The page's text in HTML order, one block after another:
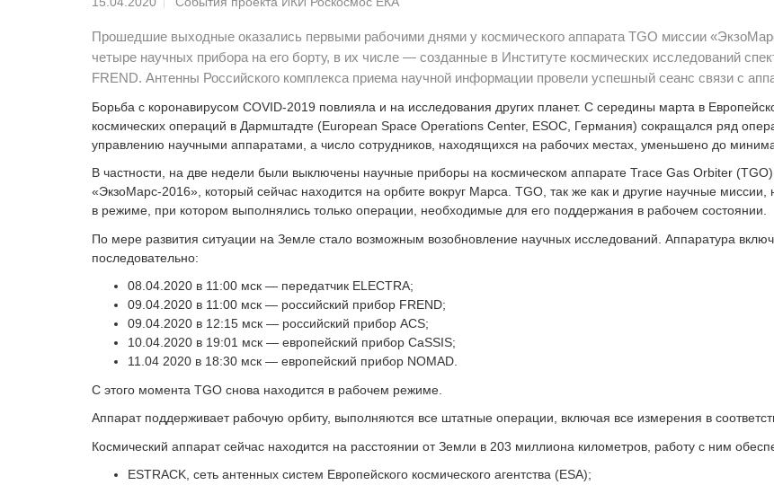
Прошедшие выходные оказались первыми рабочими днями у космического аппарата TGO миссии
четыре научных прибора на его борту, в их числе — созданные в Институте космических исследований
FREND. Антенны Российского комплекса приема научной информации провели успешный сеанс связи с
Борьба с коронавирусом COVID-2019 повлияла и на исследования других планет. С середины марта в
космических операций в Дармштадте (European Space Operations Center, ESOC, Германия) сокращался ряд
управлению научными аппаратами, а число сотрудников, находящихся на рабочих местах, уменьшено до
В частности, на две недели были выключены научные приборы на космическом аппарате Trace Gas Orbiter
«ЭкзоМарс-2016», который сейчас находится на орбите вокруг Марса. TGO, так же как и другие научные миссии,
в режиме, при котором выполнялись только операции, необходимые для его поддержания в рабочем состоянии.
По мере развития ситуации на Земле стало возможным возобновление научных исследований. Аппаратура
последовательно:
08.04.2020 в 11:00 мск — передатчик ELECTRA;
09.04.2020 в 11:00 мск — российский прибор FREND;
09.04.2020 в 12:15 мск — российский прибор ACS;
10.04.2020 в 19:01 мск — европейский прибор CaSSIS;
11.04 2020 в 18:30 мск — европейский прибор NOMAD.
С этого момента TGO снова находится в рабочем режиме.
Аппарат поддерживает рабочую орбиту, выполняются все штатные операции, включая все измерения в
Космический аппарат сейчас находится на расстоянии от Земли в 203 миллиона километров, работу с ним
ESTRACK, сеть антенных систем Европейского космического агентства (ESA);